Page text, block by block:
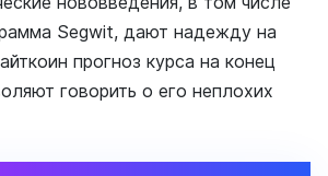
Segwit, дают надежду на
прогноз курса на конец
говорить о его неплохих